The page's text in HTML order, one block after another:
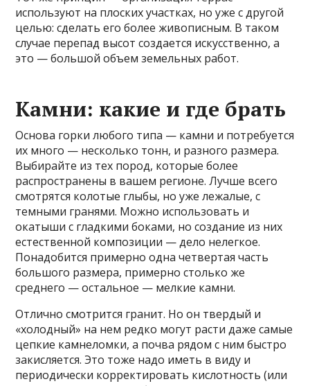
используют на плоских участках, но уже с другой
целью: сделать его более живописным. В таком
случае перепад высот создается искусственно, а
это — большой объем земельных работ.
Камни: какие и где брать
Основа горки любого типа — камни и потребуется
их много — несколько тонн, и разного размера.
Выбирайте из тех пород, которые более
распространены в вашем регионе. Лучше всего
смотрятся колотые глыбы, но уже лежалые, с
темными гранями. Можно использовать и
окатыши с гладкими боками, но создание из них
естественной композиции — дело нелегкое.
Понадобится примерно одна четвертая часть
большого размера, примерно столько же
среднего — остальное — мелкие камни.
Отлично смотрится гранит. Но он твердый и
«холодный» на нем редко могут расти даже самые
цепкие камнеломки, а почва рядом с ним быстро
закисляется. Это тоже надо иметь в виду и
периодически корректировать кислотность (или